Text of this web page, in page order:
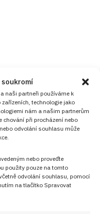
naši partneři používáme k
technologie jako
nám a našim partnerům
chování při procházení nebo
odvolání souhlasu může
nebo proveďte
použity pouze na tomto
odvolání souhlasu, pomocí
na tlačítko Spravovat